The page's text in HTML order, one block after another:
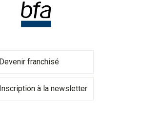
Devenir franchisé
Inscription à la newsletter